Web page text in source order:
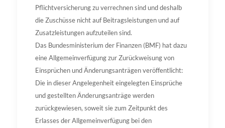
Pflichtversicherung zu verrechnen sind und deshalb
die Zuschüsse nicht auf Beitragsleistungen und auf
Zusatzleistungen aufzuteilen sind.
Das Bundesministerium der Finanzen (BMF) hat dazu
eine Allgemeinverfügung zur Zurückweisung von
Einsprüchen und Änderungsanträgen veröffentlicht:
Die in dieser Angelegenheit eingelegten Einsprüche
und gestellten Änderungsanträge werden
zurückgewiesen, soweit sie zum Zeitpunkt des
Erlasses der Allgemeinverfügung bei den